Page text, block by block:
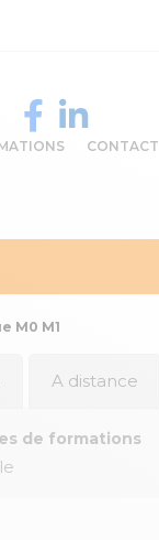
CONTACT
M0 M1
A distance
de formations